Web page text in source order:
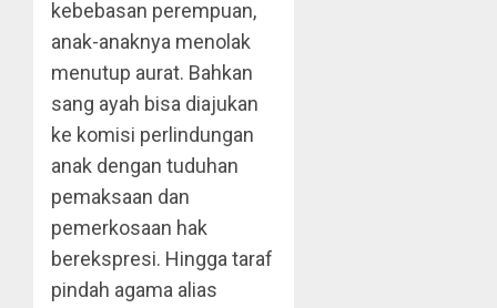
kebebasan perempuan,
anak-anaknya menolak
menutup aurat. Bahkan
sang ayah bisa diajukan
ke komisi perlindungan
anak dengan tuduhan
pemaksaan dan
pemerkosaan hak
berekspresi. Hingga taraf
pindah agama alias